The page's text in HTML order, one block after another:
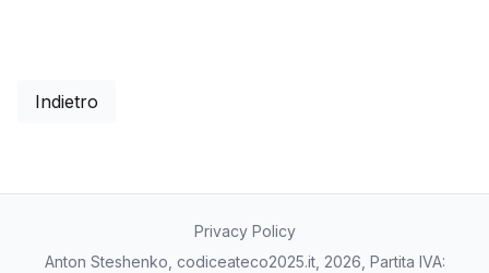
Indietro
Privacy Policy
Anton Steshenko, codiceateco2025.it, 2026, Partita IVA: